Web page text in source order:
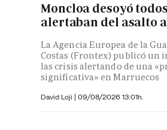
Moncloa desoyó
alertaban del asalto
La Agencia Europea de la
Costas (Frontex) publicó un
las crisis alertando de una
significativa» en Marruecos
David Loji | 09/08/2026 13:01h.